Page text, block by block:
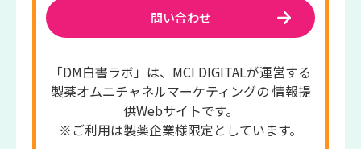
問い合わせ
「DM白書ラボ」は、MCI DIGITALが運営する
製薬オムニチャネルマーケティングの 情報提
供Webサイトです。
※ご利用は製薬企業様限定としています。